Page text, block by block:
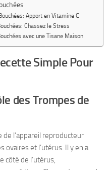
Apport en Vitamine C
Chassez le Stress
avec une Tisane Maison
Simple Pour
des Trompes de
de l’appareil reproducteur
ovaires et l’utérus. Il y en a
côté de l’utérus,